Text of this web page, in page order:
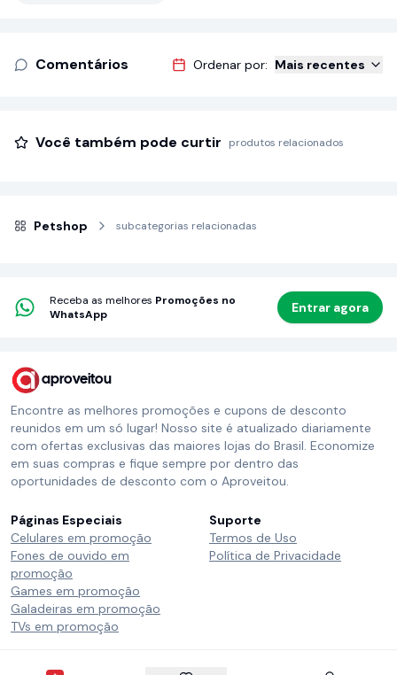
Comentários Ordenar por: Mais recentes
Você também pode curtir produtos relacionados
Petshop subcategorias relacionadas
Receba as melhores Promoções no
WhatsApp
Entrar agora
aproveitou
Encontre as melhores promoções e cupons de desconto
reunidos em um só lugar! Nosso site é atualizado diariamente
com ofertas exclusivas das maiores lojas do Brasil. Economize
em suas compras e fique sempre por dentro das
oportunidades de desconto com o Aproveitou.
Páginas Especiais
Celulares em promoção
Fones de ouvido em
promoção
Games em promoção
Galadeiras em promoção
TVs em promoção
Suporte
Termos de Uso
Política de Privacidade